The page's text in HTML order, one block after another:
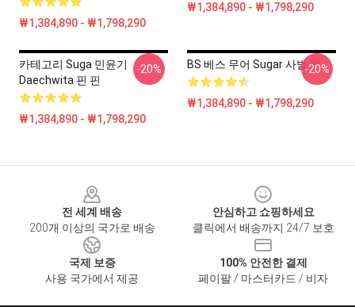
₩1,384,890 - ₩1,798,290
₩1,384,890 - ₩1,798,290
카테고리 Suga 민윤기
Daechwita 핀 핀
₩1,384,890 - ₩1,798,290
-20% BS 베스 무어 Sugar 사발 핀
₩1,384,890 - ₩1,798,290
-20%
전 세계 배송
200개 이상의 국가로 배송
안심하고 쇼핑하세요
클릭에서 배송까지 24/7 보호
국제 보증
사용 국가에서 제공
100% 안전한 결제
페이팔 / 마스터카드 / 비자